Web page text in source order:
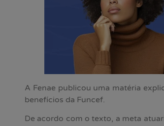
A Fenae publicou uma matéria
benefícios da Funcef.
De acordo com o texto, a meta